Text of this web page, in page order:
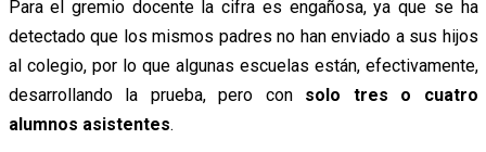
Para el gremio docente la cifra es engañosa, ya que se ha
detectado que los mismos padres no han enviado a sus hijos
al colegio, por lo que algunas escuelas están, efectivamente,
desarrollando la prueba, pero consolo tres o cuatro
alumnos asistentes.